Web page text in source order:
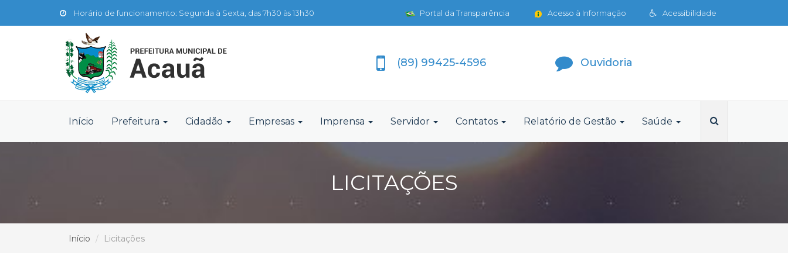
Horário de funcionamento: Segunda à Sexta, das 7h30 às 13h30 Acessibilidade
Acesso à Informação
Portal da Transparência
(89) 99425-4596 Ouvidoria
Início Prefeitura Cidadão Empresas Imprensa Servidor Contatos Relatório de Gestão Saúde
LICITAÇÕES
Início Licitações